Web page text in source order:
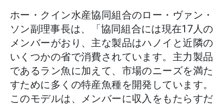
ホー・クイン水産協同組合のロー・ヴァン・
ソン副理事長は、「協同組合には現在17人の
メンバーがおり、主な製品はハノイと近隣の
いくつかの省で消費されています。主力製品
であるラン魚に加えて、市場のニーズを満た
すために多くの特産魚種を開発しています。
このモデルは、メンバーに収入をもたらすだ